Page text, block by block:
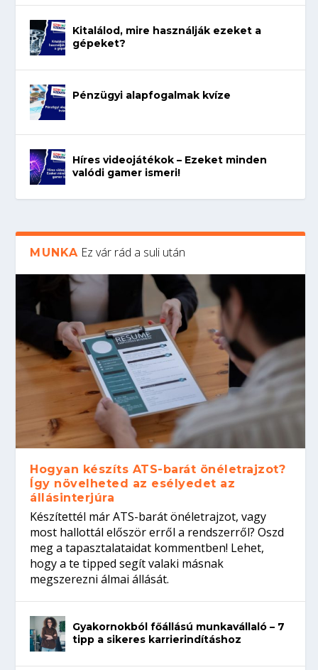
Kitalálod, mire használják ezeket a
gépeket?
Pénzügyi alapfogalmak kvíze
Híres videojátékok – Ezeket minden
valódi gamer ismeri!
MUNKA Ez vár rád a suli után
Hogyan készíts ATS-barát önéletrajzot?
Így növelheted az esélyedet az
állásinterjúra
Készítettél már ATS-barát önéletrajzot, vagy
most hallottál először erről a rendszerről? Oszd
meg a tapasztalataidat kommentben! Lehet,
hogy a te tipped segít valaki másnak
megszerezni álmai állását.
Gyakornokból főállású munkavállaló – 7
tipp a sikeres karrierindításhoz